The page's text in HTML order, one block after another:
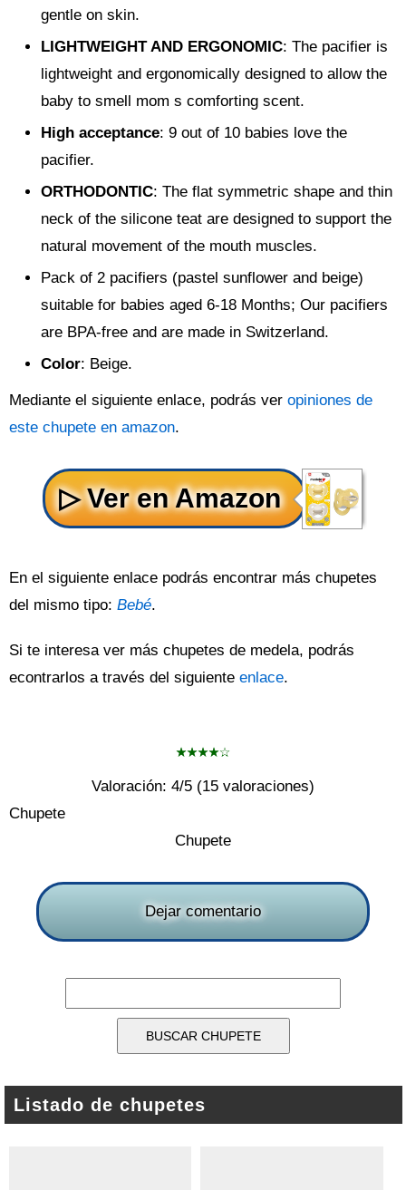
gentle on skin.
LIGHTWEIGHT AND ERGONOMIC: The pacifier is
lightweight and ergonomically designed to allow the
baby to smell mom s comforting scent.
High acceptance: 9 out of 10 babies love the
pacifier.
ORTHODONTIC: The flat symmetric shape and thin
neck of the silicone teat are designed to support the
natural movement of the mouth muscles.
Pack of 2 pacifiers (pastel sunflower and beige)
suitable for babies aged 6-18 Months; Our pacifiers
are BPA-free and are made in Switzerland.
Color: Beige.
Mediante el siguiente enlace, podrás ver opiniones de
este chupete en amazon.
En el siguiente enlace podrás encontrar más chupetes
del mismo tipo: Bebé.
Si te interesa ver más chupetes de medela, podrás
econtrarlos a través del siguiente enlace.
Valoración: 4/5 (15 valoraciones)
Chupete
Chupete
Dejar comentario
Listado de chupetes